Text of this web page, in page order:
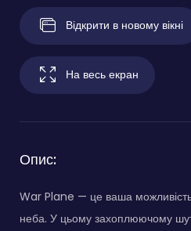
Відкрити в новому вікні
На весь екран
Опис:
War Plane — це ваша можливість
неба. У цьому захоплюючому